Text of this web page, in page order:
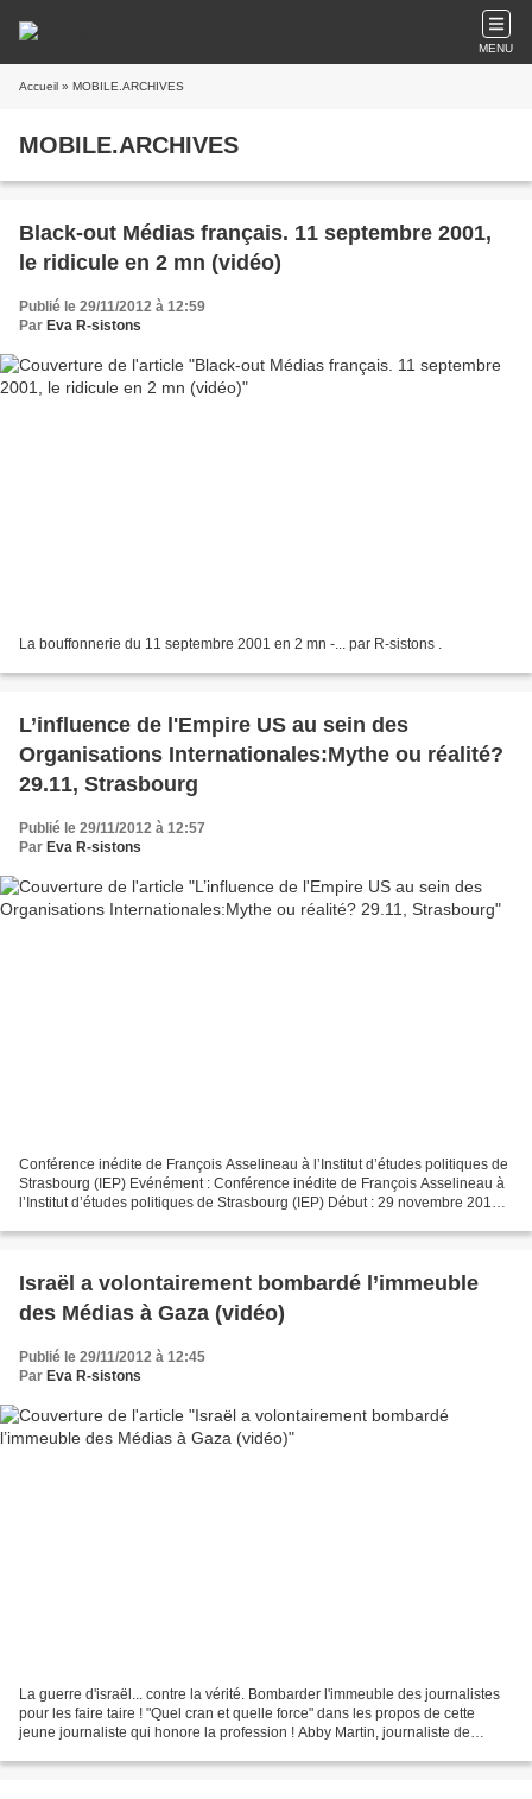
MENU
Accueil » MOBILE.ARCHIVES
MOBILE.ARCHIVES
Black-out Médias français. 11 septembre 2001,
le ridicule en 2 mn (vidéo)
Publié le 29/11/2012 à 12:59
Par Eva R-sistons
La bouffonnerie du 11 septembre 2001 en 2 mn -... par R-sistons .
L’influence de l'Empire US au sein des
Organisations Internationales:Mythe ou réalité?
29.11, Strasbourg
Publié le 29/11/2012 à 12:57
Par Eva R-sistons
Conférence inédite de François Asselineau à l’Institut d’études politiques de
Strasbourg (IEP) Evénément : Conférence inédite de François Asselineau à
l’Institut d’études politiques de Strasbourg (IEP) Début : 29 novembre 2012
Israël a volontairement bombardé l’immeuble
des Médias à Gaza (vidéo)
Publié le 29/11/2012 à 12:45
Par Eva R-sistons
La guerre d'israël... contre la vérité. Bombarder l'immeuble des journalistes
pour les faire taire ! "Quel cran et quelle force" dans les propos de cette
jeune journaliste qui honore la profession ! Abby Martin, journaliste de